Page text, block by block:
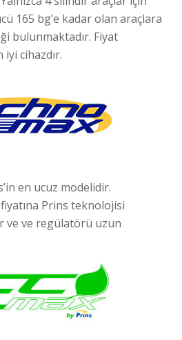
165 bg’e kadar olan araçlara
bulunmaktadır. Fiyat
cihazdır.
en ucuz modelidir.
Prins teknolojisi
ve ve regülatörü uzun